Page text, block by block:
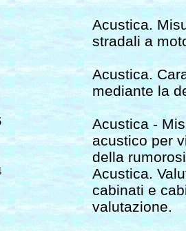
Acustica.
stradali a
Acustica.
mediante la
Acustica -
acustico per
della
Acustica.
cabinati e
valutazione.